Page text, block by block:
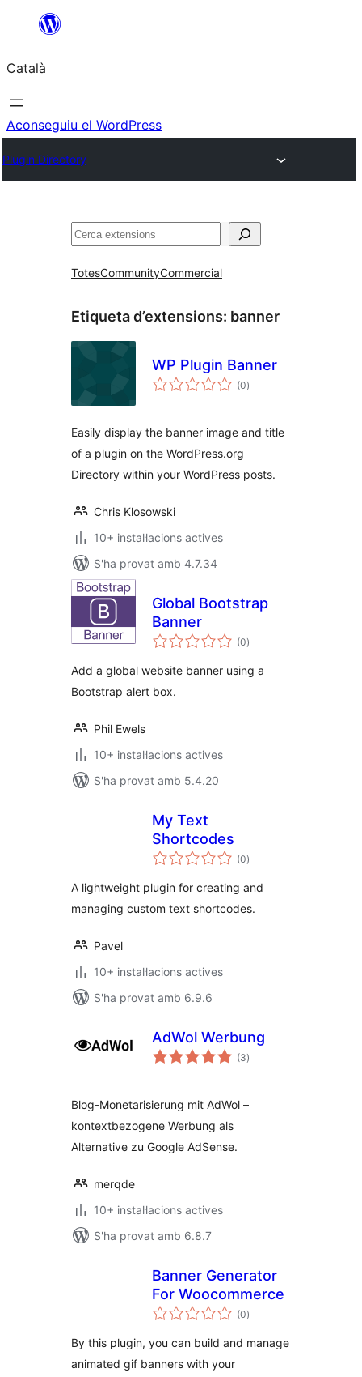
contingut
Català
Aconseguiu el WordPress
Plugin Directory
Cerca
TotesCommunityCommercial
Etiqueta d’extensions: banner
WP Plugin Banner
(0puntuacions
totals
)
Easily display the banner image and title
of a plugin on the WordPress.org
Directory within your WordPress posts.
Chris Klosowski
10+ instal·lacions actives
S'ha provat amb 4.7.34
Global Bootstrap
Banner
(0puntuacions
totals
)
Add a global website banner using a
Bootstrap alert box.
Phil Ewels
10+ instal·lacions actives
S'ha provat amb 5.4.20
My Text
Shortcodes
(0puntuacions
totals
)
A lightweight plugin for creating and
managing custom text shortcodes.
Pavel
10+ instal·lacions actives
S'ha provat amb 6.9.6
AdWol Werbung
(3puntuacions
totals
)
Blog-Monetarisierung mit AdWol –
kontextbezogene Werbung als
Alternative zu Google AdSense.
merqde
10+ instal·lacions actives
S'ha provat amb 6.8.7
Banner Generator
For Woocommerce
(0puntuacions
totals
)
By this plugin, you can build and manage
animated gif banners with your